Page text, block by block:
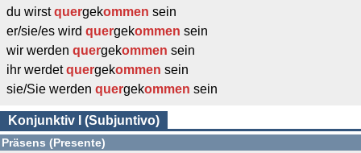
du wirstquergekommen sein
er/sie/es wird quergekommen sein
wir werden quergekommen sein
ihr werdetquergekommen sein
sie/Sie werden quergekommen sein
Konjunktiv I (Subjuntivo)
Präsens (Presente)